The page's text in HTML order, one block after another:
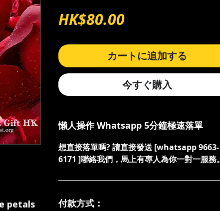
petals
HK$80.00価
カートに追加する
今すぐ購入
懶人操作 Whatsapp 5分鐘極速落單
想直接落單嗎? 請直接發送 [whatsapp 9663-
6171 ]聯絡我們，馬上有專人為你一對一服務。
付款方式：